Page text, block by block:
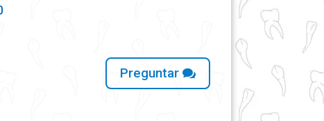
Preguntar